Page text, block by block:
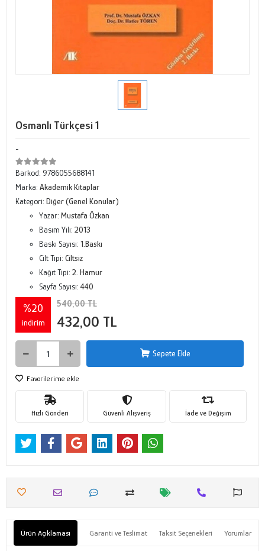
Osmanlı Türkçesi 1
-
Barkod: 9786055688141
Marka: Akademik Kitaplar
Kategori: Diğer (Genel Konular)
Yazar: Mustafa Özkan
Basım Yılı: 2013
Baskı Sayısı: 1.Baskı
Cilt Tipi: Ciltsiz
Kağıt Tipi: 2. Hamur
Sayfa Sayısı:440
%20
indirim
540,00 TL
432,00 TL
Sepete Ekle
Favorilerime ekle
Hızlı Gönderi Güvenli Alışveriş İade ve Değişim
Ürün Açıklaması Garanti ve Teslimat Taksit Seçenekleri Yorumlar